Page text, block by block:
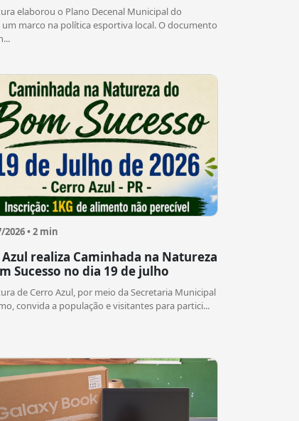
elaborou o Plano Decenal Municipal do
um marco na política esportiva local. O documento
2026 • 2 min
realiza Caminhada na Natureza
Sucesso no dia 19 de julho
de Cerro Azul, por meio da Secretaria Municipal
convida a população e visitantes para partici...